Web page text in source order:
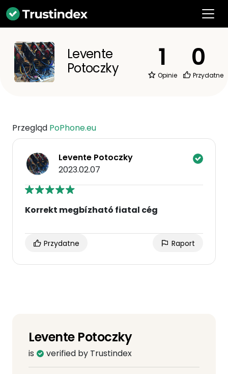
Levente
Potoczky
1
Opinie
0
Przydatne
Przegląd PoPhone.eu
Levente Potoczky
2023.02.07
Korrekt megbízható fiatal cég
Przydatne Raport
Levente Potoczky
is verified by Trustindex